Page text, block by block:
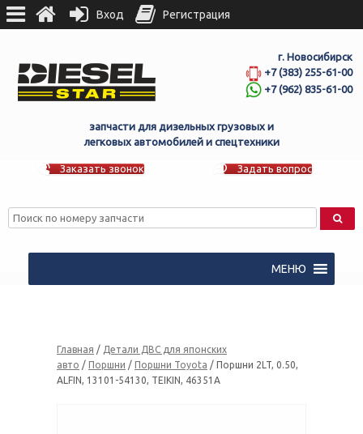
г. Новосибирск
+7 (383) 255-61-00
+7 (962) 835-61-00
запчасти для дизельных грузовых и
легковых автомобилей и спецтехники
Заказать звонок Задать вопрос
МЕНЮ
Главная / Детали ДВС для японских
авто / Поршни / Поршни Toyota / Поршни 2LT, 0.50,
ALFIN, 13101-54130, TEIKIN, 46351A
Вход Регистрация